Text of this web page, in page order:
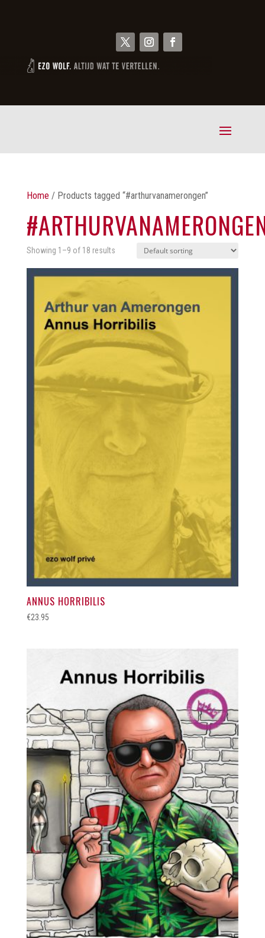
Home / Products tagged “#arthurvanamerongen”
Showing 1–9 of 18 results
ANNUS HORRIBILIS
€23.95